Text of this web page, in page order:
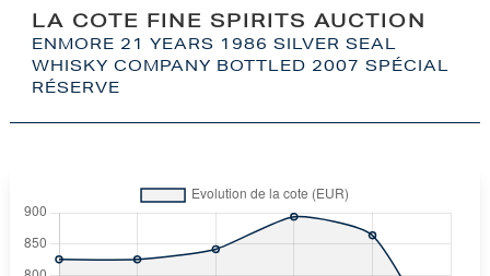
LA COTE FINE SPIRITS AUCTION
ENMORE 21 YEARS 1986 SILVER SEAL
WHISKY COMPANY BOTTLED 2007 SPÉCIAL
RÉSERVE